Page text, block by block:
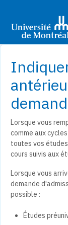
Lorsque vous
comme aux
toutes vos
cours suivis aux
Lorsque vous
demande
possible :
Études